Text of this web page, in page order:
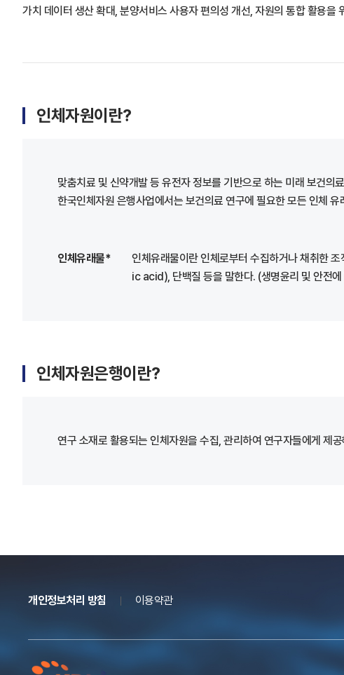
가치 데이터 생산 확대, 분양서비스 사용자 편의성 개선, 자원의 통합 활용
인체자원이란?
맞춤치료 및 신약개발 등 유전자 정보를 기반으로 하는 미래 보건
한국인체자원 은행사업에서는 보건의료 연구에 필요한 모든 인체
인체유래물*
인체유래물이란 인체로부터 수집하거나 채취한
ic acid), 단백질 등을 말한다. (생명윤리 및 안전
인체자원은행이란?
연구 소재로 활용되는 인체자원을 수집, 관리하여 연구자들에게 제
개인정보처리 방침 이용약관